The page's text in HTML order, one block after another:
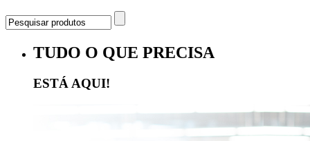
TUDO O QUE PRECISA
ESTÁ AQUI!